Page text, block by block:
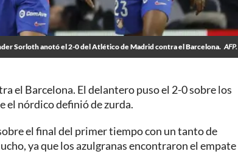
Sorloth anotó el 2-0 del Atlético de Madrid contra el Barcelona. AFP.
el Barcelona. El delantero puso el 2-0 sobre los
el nórdico definió de zurda.
el final del primer tiempo con un tanto de
ya que los azulgranas encontraron el empate